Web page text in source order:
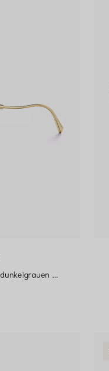
Sonnenbrille aus schwarzem Acetat mit dunkelgrauen Gläsern